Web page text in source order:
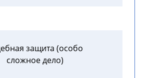
защита (особо
сложное дело)